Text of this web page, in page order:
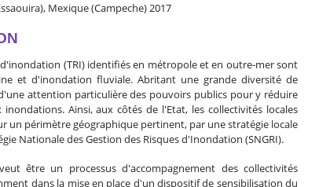
Mexique (Campeche) 2017
(TRI) identifiés en métropole et en outre-mer sont
et d'inondation fluviale. Abritant une grande diversité de
attention particulière des pouvoirs publics pour y réduire
Ainsi, aux côtés de l'Etat, les collectivités locales
un périmètre géographique pertinent, par une stratégie locale
Nationale des Gestion des Risques d'Inondation (SNGRI).
être un processus d'accompagnement des collectivités
dans la mise en place d'un dispositif de sensibilisation du